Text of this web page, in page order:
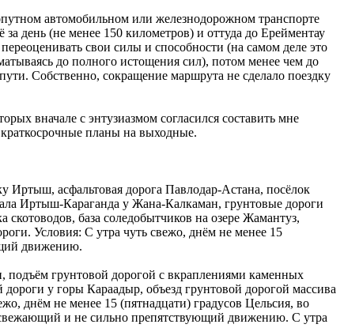
автомобильном или железнодорожном транспорте
день (не менее 150 километров) и оттуда до Ерейментау
свои силы и способности (на самом деле это
до полного истощения сил), потом менее чем до
Собственно, сокращение маршрута не сделало поездку
вначале с энтузиазмом согласился составить мне
планы на выходные.
Иртыш, асфальтовая дорога Павлодар-Астана, посёлок
Иртыш-Караганда у Жана-Калкаман, грунтовые дороги
база соледобытчиков на озере Жамантуз,
Условия: С утра чуть свежо, днём не менее 15
движению.
грунтовой дорогой с вкраплениями каменных
дороги у горы Караадыр, объезд грунтовой дорогой массива
днём не менее 15 (пятнадцати) градусов Цельсия, во
и не сильно препятствующий движению. С утра